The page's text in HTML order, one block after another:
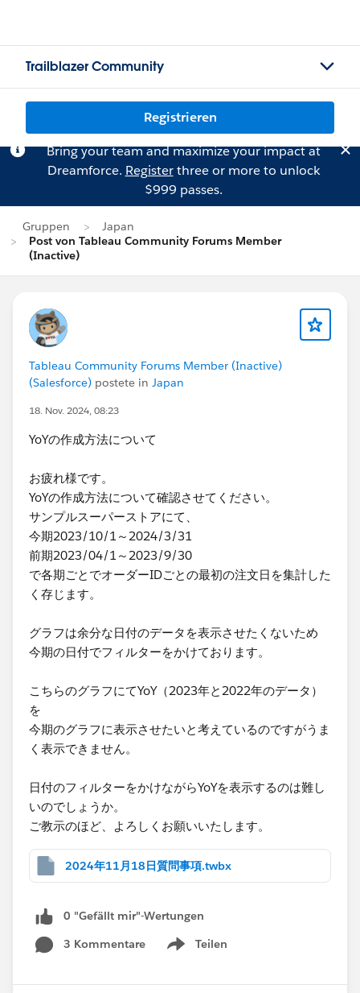
Trailblazer Community
Registrieren
Bring your team and maximize your impact at
Dreamforce. Registerthree or more to unlock
$999 passes.
Gruppen
Japan
Post von Tableau Community Forums Member
(Inactive)
Tableau Community Forums Member (Inactive)
(Salesforce) postete in Japan
18. Nov. 2024, 08:23
YoYの作成方法について
お疲れ様です。
YoYの作成方法について確認させてください。
サンプルスーパーストアにて、
今期2023/10/1～2024/3/31
前期2023/04/1～2023/9/30
で各期ごとでオーダーIDごとの最初の注文日を集計した
く存じます。
グラフは余分な日付のデータを表示させたくないため
今期の日付でフィルターをかけております。
こちらのグラフにてYoY（2023年と2022年のデータ）
を
今期のグラフに表示させたいと考えているのですがうま
く表示できません。
日付のフィルターをかけながらYoYを表示するのは難し
いのでしょうか。
ご教示のほど、よろしくお願いいたします。
2024年11月18日質問事項.twbx
0 "Gefällt mir"-Wertungen
3 Kommentare
Teilen
Show menu